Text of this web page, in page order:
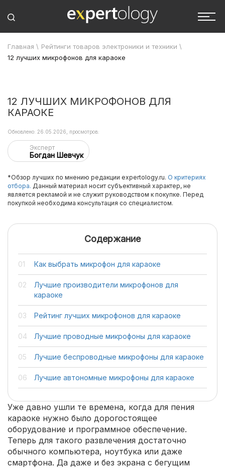
Главная \ Рейтинги товаров электроники и техники \
12 лучших микрофонов для караоке
12 ЛУЧШИХ МИКРОФОНОВ ДЛЯ
КАРАОКЕ
Эксперт
Богдан Шевчук
Обновлено: 26.05.2026, просмотров:
*Обзор лучших по мнению редакции expertology.ru. О критериях
отбора. Данный материал носит субъективный характер, не
является рекламой и не служит руководством к покупке. Перед
покупкой необходима консультация со специалистом.
Содержание
Как выбрать микрофон для караоке
Лучшие производители микрофонов для
караоке
Рейтинг лучших микрофонов для караоке
Лучшие проводные микрофоны для караоке
Лучшие беспроводные микрофоны для караоке
Лучшие автономные микрофоны для караоке
Уже давно ушли те времена, когда для пения
караоке нужно было дорогостоящее
оборудование и программное обеспечение.
Теперь для такого развлечения достаточно
обычного компьютера, ноутбука или даже
смартфона. Да даже и без экрана с бегущим